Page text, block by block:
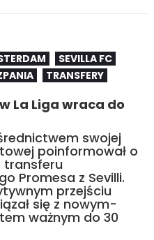
SEVILLA FC
TRANSFERY
La Liga wraca do
swojej
poinformował o
transferu
Promesa z Sevilli.
przejściu
się z nowym-
ważnym do 30